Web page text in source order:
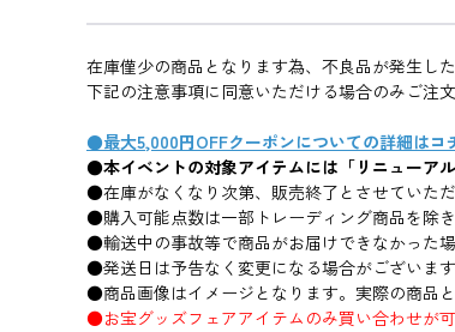
在庫僅少の商品となります為、不良品が発生し
下記の注意事項に同意いただける場合のみご注
●最大5,000円OFFクーポンについての詳細はコ
●本イベントの対象アイテムには「リニューア
●在庫がなくなり次第、販売終了とさせていただ
●購入可能点数は一部トレーディング商品を除
●輸送中の事故等で商品がお届けできなかった
●発送日は予告なく変更になる場合がございます
●商品画像はイメージとなります。実際の商品と
●お宝グッズフェアアイテムのみ買い合わせが可